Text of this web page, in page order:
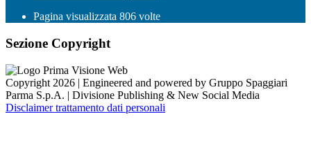
Pagina visualizzata 806 volte
Sezione Copyright
Copyright 2026 | Engineered and powered by Gruppo Spaggiari
Parma S.p.A. | Divisione Publishing & New Social Media
Disclaimer trattamento dati personali